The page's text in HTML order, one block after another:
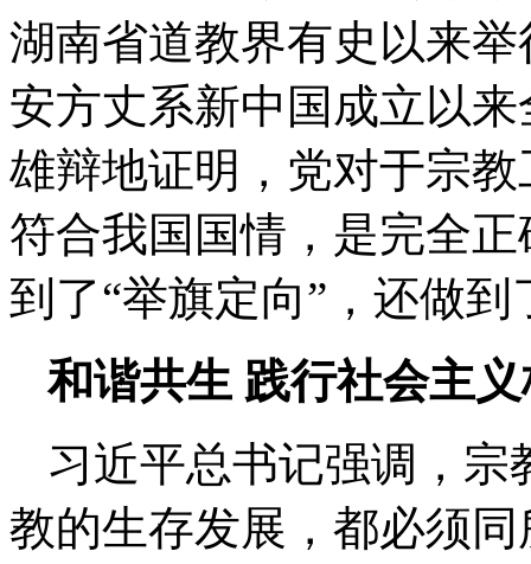
湖南省道教界有史以来
安方丈系新中国成立以
雄辩地证明，党对于宗
符合我国国情，是完全
到了“举旗定向”，还做到
和谐共生 践行社会主
习近平总书记强调，宗
教的生存发展，都必须